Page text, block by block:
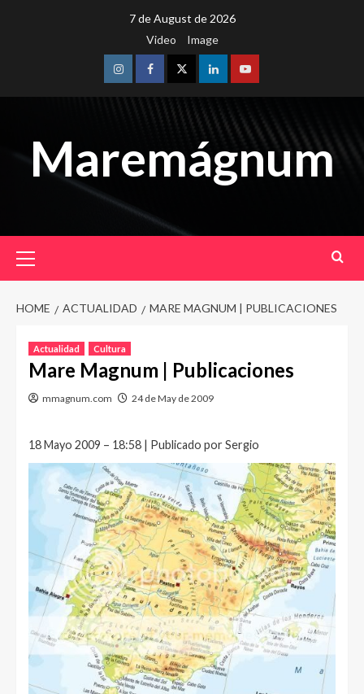
7 de August de 2026
Video
Image
InstagramFacebookTwitterLinkedinYoutube
Maremágnum
Menu
HOME ACTUALIDAD MARE MAGNUM | PUBLICACIONES
Actualidad Cultura
Mare Magnum | Publicaciones
mmagnum.com 24 de May de 2009
18 Mayo 2009 – 18:58 | Publicado por Sergio